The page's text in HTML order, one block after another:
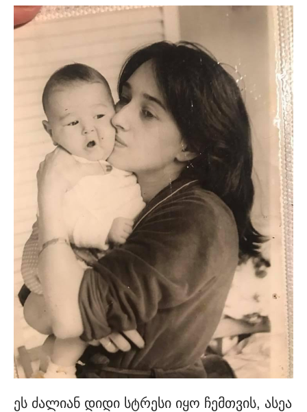
ეს ძალიან დიდი სტრესი იყო ჩემთვის, ასეა